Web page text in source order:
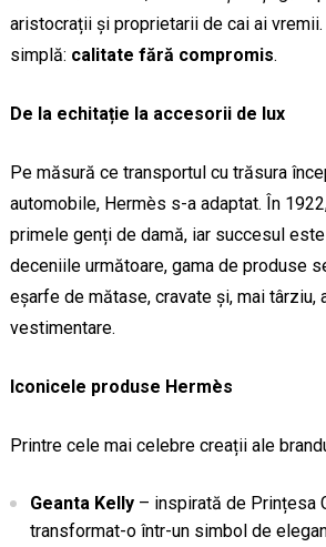
aristocrații și proprietarii de cai ai
simplă: calitate fără compromis.
De la echitație la accesorii de lux
Pe măsură ce transportul cu trăsura
automobile, Hermès s-a adaptat. În
primele genți de damă, iar succesul
deceniile următoare, gama de produse
eșarfe de mătase, cravate și, mai târziu,
vestimentare.
Iconicele produse Hermès
Printre cele mai celebre creații ale
Geanta Kelly– inspirată de Prințesa
transformat-o într-un simbol de